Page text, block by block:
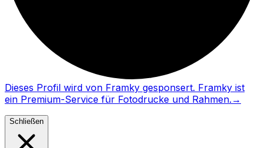
Dieses Profil wird von Framky gesponsert. Framky ist
ein Premium-Service für Fotodrucke und Rahmen. →
Schließen